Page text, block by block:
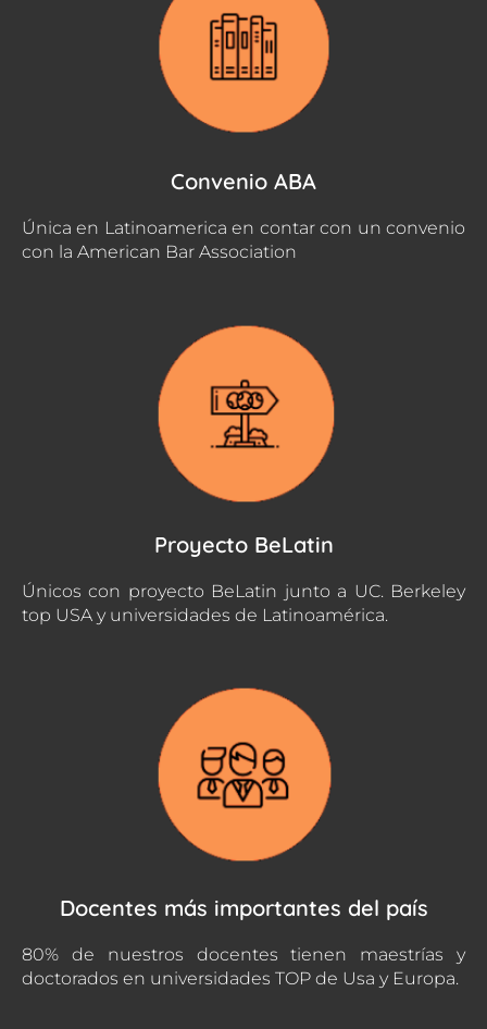
Convenio ABA
Única en Latinoamerica en contar con un convenio
con la American Bar Association
Proyecto BeLatin
Únicos con proyecto BeLatin junto a UC. Berkeley
top USA y universidades de Latinoamérica.
Docentes más importantes del país
80% de nuestros docentes tienen maestrías y
doctorados en universidades TOP de Usa y Europa.